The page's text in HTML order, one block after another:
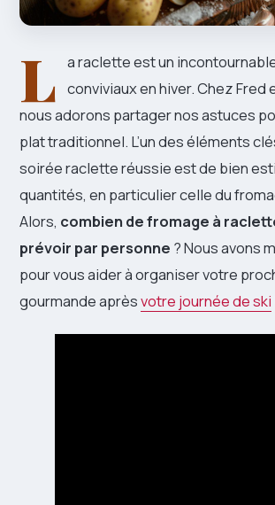
L a raclette est un
conviviaux en hiver. Chez Fred
nous adorons partager nos astuces
plat traditionnel. L’un des éléments
soirée raclette réussie est de bien
quantités, en particulier celle du
Alors, combien de fromage à
prévoir par personne ? Nous avons
pour vous aider à organiser votre
gourmande aprèsvotre journée de ski